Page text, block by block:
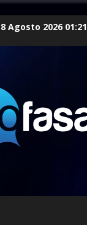
8 Agosto 2026 01:21